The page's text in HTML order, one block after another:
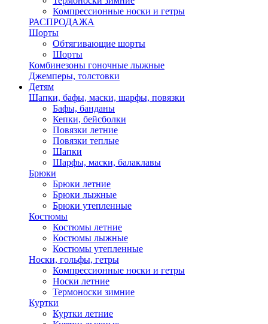
Компрессионные носки и гетры
РАСПРОДАЖА
Шорты
Обтягивающие шорты
Шорты
Комбинезоны гоночные лыжные
Джемперы, толстовки
Детям
Шапки, бафы, маски, шарфы, повязки
Бафы, банданы
Кепки, бейсболки
Повязки летние
Повязки теплые
Шапки
Шарфы, маски, балаклавы
Брюки
Брюки летние
Брюки лыжные
Брюки утепленные
Костюмы
Костюмы летние
Костюмы лыжные
Костюмы утепленные
Носки, гольфы, гетры
Компрессионные носки и гетры
Носки летние
Термоноски зимние
Куртки
Куртки летние